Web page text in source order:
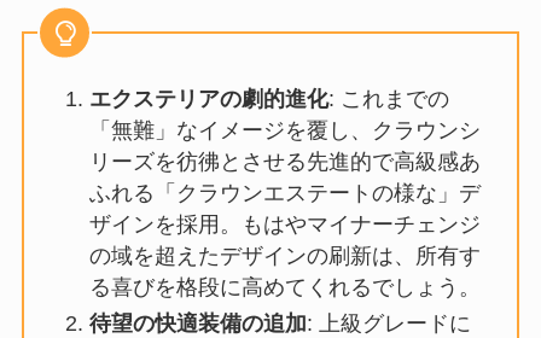
エクステリアの劇的進化: これまでの
「無難」なイメージを覆し、クラウンシ
リーズを彷彿とさせる先進的で高級感あ
ふれる「クラウンエステートの様な」デ
ザインを採用。もはやマイナーチェンジ
の域を超えたデザインの刷新は、所有す
る喜びを格段に高めてくれるでしょう。
待望の快適装備の追加: 上級グレードに